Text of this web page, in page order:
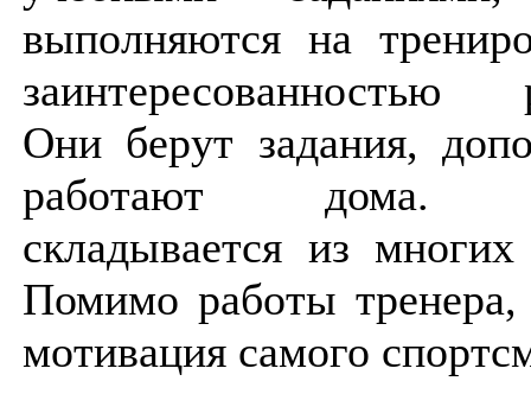
выполняются на
заинтересованностью
Они берут задания,
работают дома.
складывается из
Помимо работы
мотивация самого